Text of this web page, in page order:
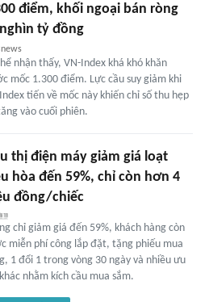
điểm, khối ngoại bán ròng
tỷ đồng
nhận thấy, VN-Index khá khó khăn
mốc 1.300 điểm. Lực cầu suy giảm khi
tiến về mốc này khiến chỉ số thu hẹp
vào cuối phiên.
thị điện máy giảm giá loạt
hòa đến 59%, chỉ còn hơn 4
đồng/chiếc
chỉ giảm giá đến 59%, khách hàng còn
miễn phí công lắp đặt, tặng phiếu mua
1 đổi 1 trong vòng 30 ngày và nhiều ưu
nhằm kích cầu mua sắm.